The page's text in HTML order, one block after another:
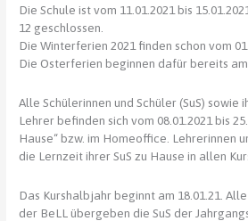
Die Schule ist vom 11.01.2021 bis
12 geschlossen.
Die Winterferien 2021 finden schon vom
Die Osterferien beginnen dafür bereits am
Alle Schülerinnen und Schüler (SuS) sowie
Lehrer befinden sich vom 08.01.2021 bis
Hause“ bzw. im Homeoffice. Lehrerinnen
die Lernzeit ihrer SuS zu Hause in allen
Das Kurshalbjahr beginnt am 18.01.21.
der BeLL übergeben die SuS der